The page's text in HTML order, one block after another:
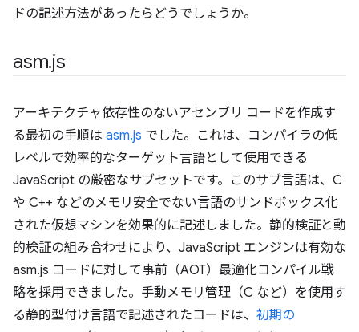
ドの記述方法があったらどうでしょうか。
asm.js
アーキテクチャ依存性のないアセンブリ コードを作成す
る最初の手順は asm.js でした。これは、コンパイラの低
レベルで効率的なターゲット言語として使用できる
JavaScript の厳密なサブセットです。このサブ言語は、C
や C++ などのメモリ安全でない言語のサンドボックス化
された仮想マシンを効果的に記述しました。静的検証と動
的検証の組み合わせにより、JavaScript エンジンは有効な
asm.js コードに対して事前（AOT）最適化コンパイル戦
略を採用できました。手動メモリ管理（C など）を使用す
る静的型付け言語で記述されたコードは、 初期の